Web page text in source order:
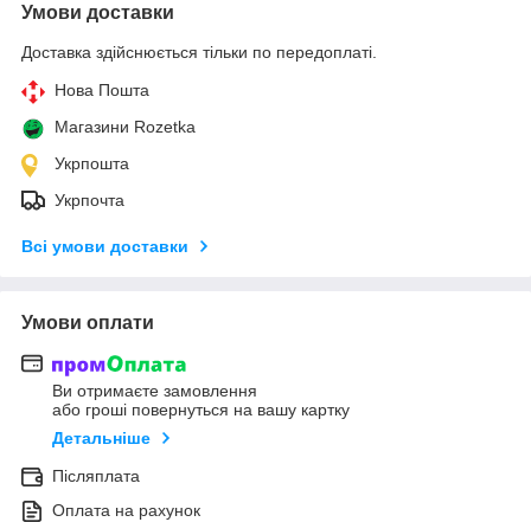
Умови доставки
Доставка здійснюється тільки по передоплаті.
Нова Пошта
Магазини Rozetka
Укрпошта
Укрпочта
Всі умови доставки
Умови оплати
Ви отримаєте замовлення
або гроші повернуться на вашу картку
Детальніше
Післяплата
Оплата на рахунок